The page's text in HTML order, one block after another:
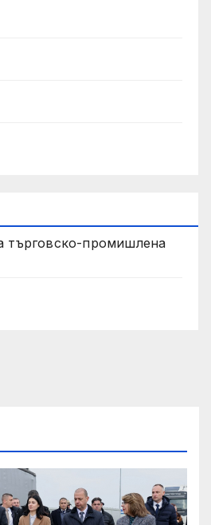
търговско-промишлена